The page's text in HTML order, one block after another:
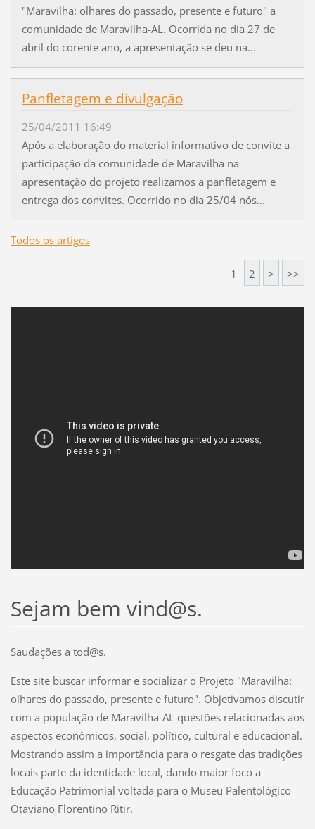
"Maravilha: olhares do passado, presente e futuro" a
comunidade de Maravilha-AL. Ocorrida no dia 27 de
abril do corente ano, a apresentação se deu na...
Panfletagem e divulgação
25/04/2011 16:49
Após a elaboração do material informativo de convite a
participação da comunidade de Maravilha na
apresentação do projeto realizamos a panfletagem e
entrega dos convites. Ocorrido no dia 25/04 nós...
Todos os artigos
1 2 > >>
Sejam bem vind@s.
Saudações a tod@s.
Este site buscar informar e socializar o Projeto "Maravilha:
olhares do passado, presente e futuro". Objetivamos discutir
com a população de Maravilha-AL questões relacionadas aos
aspectos econômicos, social, político, cultural e educacional.
Mostrando assim a importância para o resgate das tradições
locais parte da identidade local, dando maior foco a
Educação Patrimonial voltada para o Museu Palentológico
Otaviano Florentino Ritir.